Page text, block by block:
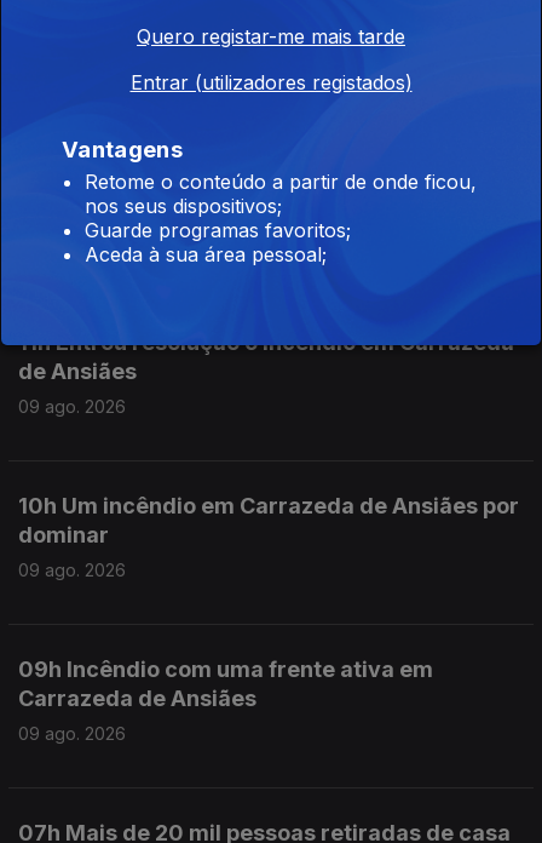
06h FC Porto inicia hoje a defesa do título de
campeão nacional de futebol
09 ago. 2026
11h Entrou resolução o incêndio em Carrazeda
de Ansiães
09 ago. 2026
10h Um incêndio em Carrazeda de Ansiães por
dominar
09 ago. 2026
09h Incêndio com uma frente ativa em
Carrazeda de Ansiães
09 ago. 2026
07h Mais de 20 mil pessoas retiradas de casa
Quero registar-me mais tarde
Entrar (utilizadores registados)
Vantagens
Retome o conteúdo a partir de onde ficou,
nos seus dispositivos;
Guarde programas favoritos;
Aceda à sua área pessoal;